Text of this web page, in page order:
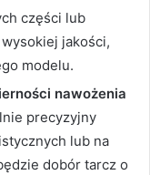
części lub
jakości,
modelu.
nawożenia
precyzyjny
lub na
dobór tarcz o